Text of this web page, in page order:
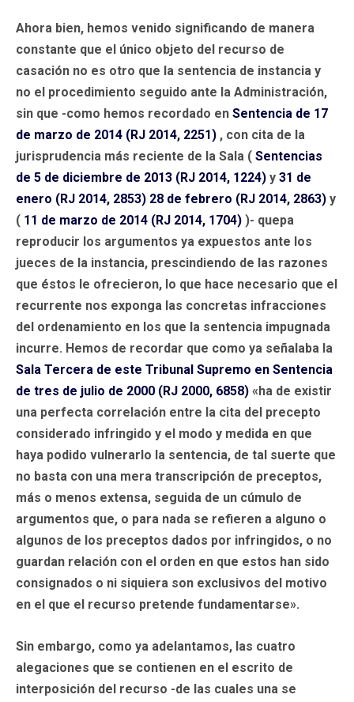
Ahora bien, hemos venido significando de manera
constante que el único objeto del recurso de
casación no es otro que la sentencia de instancia y
no el procedimiento seguido ante la Administración,
sin que -como hemos recordado en Sentencia de 17
de marzo de 2014 (RJ 2014, 2251) , con cita de la
jurisprudencia más reciente de la Sala ( Sentencias
de 5 de diciembre de 2013 (RJ 2014, 1224) y 31 de
enero (RJ 2014, 2853) 28 de febrero (RJ 2014, 2863) y
( 11 de marzo de 2014 (RJ 2014, 1704) )- quepa
reproducir los argumentos ya expuestos ante los
jueces de la instancia, prescindiendo de las razones
que éstos le ofrecieron, lo que hace necesario que el
recurrente nos exponga las concretas infracciones
del ordenamiento en los que la sentencia impugnada
incurre. Hemos de recordar que como ya señalaba la
Sala Tercera de este Tribunal Supremo en Sentencia
de tres de julio de 2000 (RJ 2000, 6858) «ha de existir
una perfecta correlación entre la cita del precepto
considerado infringido y el modo y medida en que
haya podido vulnerarlo la sentencia, de tal suerte que
no basta con una mera transcripción de preceptos,
más o menos extensa, seguida de un cúmulo de
argumentos que, o para nada se refieren a alguno o
algunos de los preceptos dados por infringidos, o no
guardan relación con el orden en que estos han sido
consignados o ni siquiera son exclusivos del motivo
en el que el recurso pretende fundamentarse».
Sin embargo, como ya adelantamos, las cuatro
alegaciones que se contienen en el escrito de
interposición del recurso -de las cuales una se